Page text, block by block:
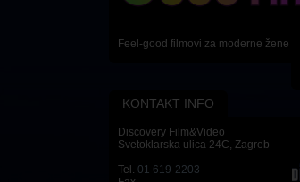
Feel-good filmovi za moderne žene
KONTAKT INFO
Discovery Film&Video
Svetoklarska ulica 24C, Zagreb
Tel. 01 619-2203